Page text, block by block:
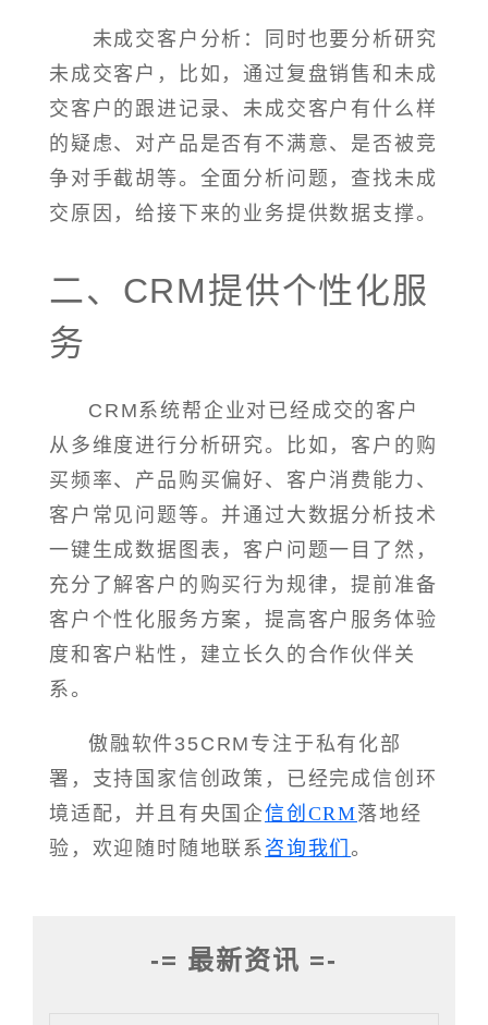
未成交客户分析：同时也要分析研究
未成交客户，比如，通过复盘销售和未成
交客户的跟进记录、未成交客户有什么样
的疑虑、对产品是否有不满意、是否被竞
争对手截胡等。全面分析问题，查找未成
交原因，给接下来的业务提供数据支撑。
二、CRM提供个性化服
务
CRM系统帮企业对已经成交的客户
从多维度进行分析研究。比如，客户的购
买频率、产品购买偏好、客户消费能力、
客户常见问题等。并通过大数据分析技术
一键生成数据图表，客户问题一目了然，
充分了解客户的购买行为规律，提前准备
客户个性化服务方案，提高客户服务体验
度和客户粘性，建立长久的合作伙伴关
系。
傲融软件35CRM专注于私有化部
署，支持国家信创政策，已经完成信创环
境适配，并且有央国企信创CRM落地经
验，欢迎随时随地联系 咨询我们。
-= 最新资讯 =-